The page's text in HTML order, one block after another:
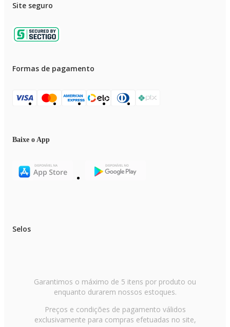
Site seguro
Formas de pagamento
Baixe o App
Selos
Garantimos o máximo de 5 itens por produto ou
enquanto durarem nossos estoques.
Preços e condições de pagamento válidos
exclusivamente para compras efetuadas no site,